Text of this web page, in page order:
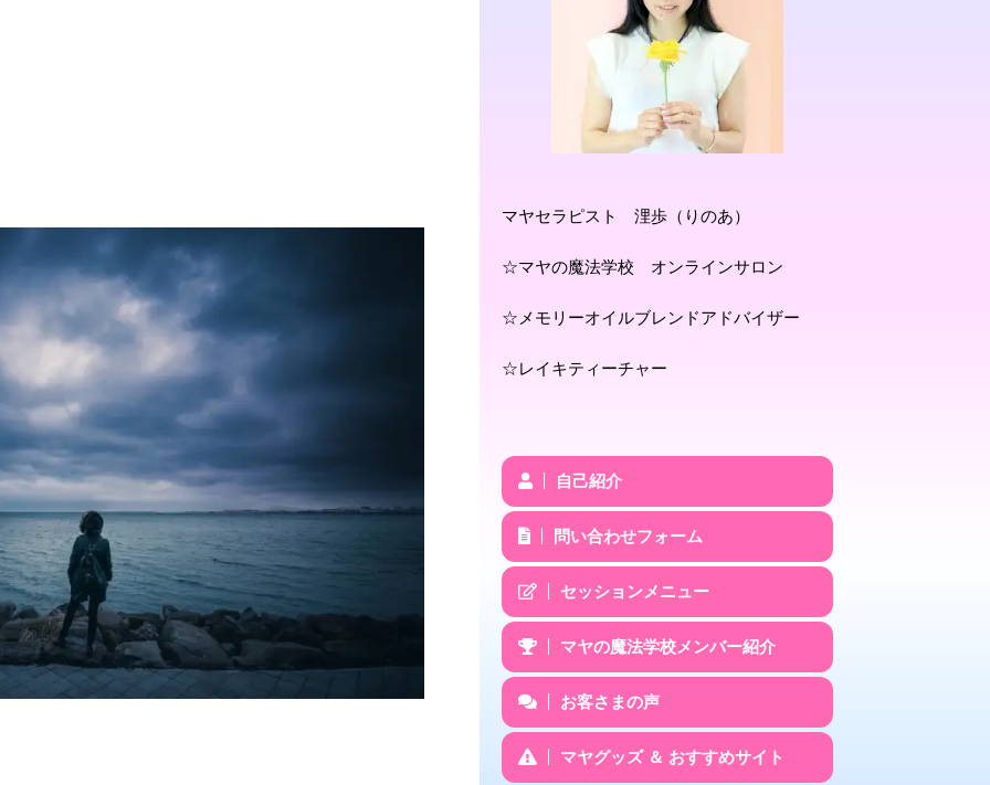
マヤセラピスト 浬歩（りのあ）
☆マヤの魔法学校 オンラインサロン
☆メモリーオイルブレンドアドバイザー
☆レイキティーチャー
自己紹介
問い合わせフォーム
セッションメニュー
マヤの魔法学校メンバー紹介
お客さまの声
マヤグッズ ＆ おすすめサイト